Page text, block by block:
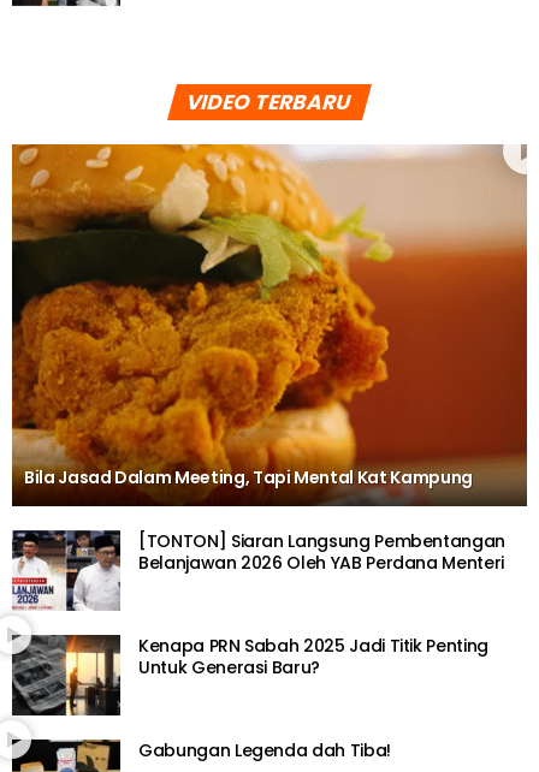
VIDEO TERBARU
Bila Jasad Dalam Meeting, Tapi Mental Kat Kampung
[TONTON] Siaran Langsung Pembentangan
Belanjawan 2026 Oleh YAB Perdana Menteri
Kenapa PRN Sabah 2025 Jadi Titik Penting
Untuk Generasi Baru?
Gabungan Legenda dah Tiba!